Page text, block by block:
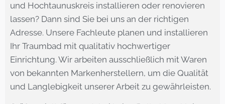
und Hochtaunuskreis installieren oder renovieren
lassen? Dann sind Sie bei uns an der richtigen
Adresse. Unsere Fachleute planen und installieren
Ihr Traumbad mit qualitativ hochwertiger
Einrichtung. Wir arbeiten ausschließlich mit Waren
von bekannten Markenherstellern, um die Qualität
und Langlebigkeit unserer Arbeit zu gewährleisten.